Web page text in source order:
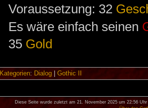
Voraussetzung: 32
Es wäre einfach seinen
35 Gold
Kategorien: Dialog| Gothic II
Diese Seite wurde zuletzt am 21. November 2025 um 22:56 Uhr